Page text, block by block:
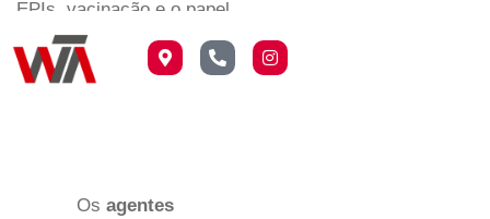
EPIs, vacinação e o papel
do PCMSO na proteção dos
trabalhadores.
Os agentes